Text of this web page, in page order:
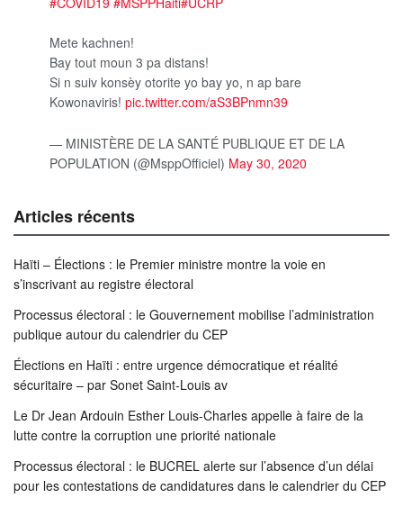
Mete kachnen!
Bay tout moun 3 pa distans!
Si n suiv konsèy otorite yo bay yo, n ap bare
Kowonaviris! pic.twitter.com/aS3BPnmn39
— MINISTÈRE DE LA SANTÉ PUBLIQUE ET DE LA
POPULATION (@MsppOfficiel) May 30, 2020
Articles récents
Haïti – Élections : le Premier ministre montre la voie en
s’inscrivant au registre électoral
Processus électoral : le Gouvernement mobilise l’administration
publique autour du calendrier du CEP
Élections en Haïti : entre urgence démocratique et réalité
sécuritaire – par Sonet Saint-Louis av
Le Dr Jean Ardouin Esther Louis-Charles appelle à faire de la
lutte contre la corruption une priorité nationale
Processus électoral : le BUCREL alerte sur l’absence d’un délai
pour les contestations de candidatures dans le calendrier du CEP